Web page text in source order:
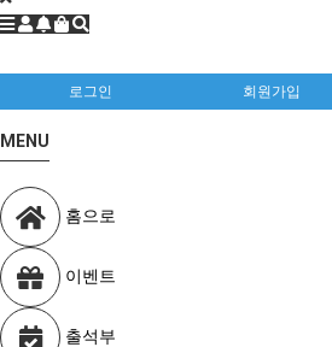
로그인 회원가입
MENU
홈으로
이벤트
출석부